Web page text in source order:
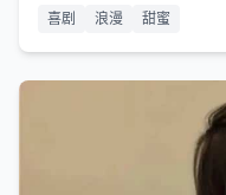
喜剧
浪漫 甜蜜